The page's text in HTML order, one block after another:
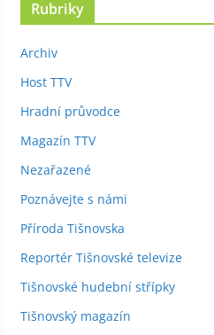
Rubriky
Archiv
Host TTV
Hradní průvodce
Magazín TTV
Nezařazené
Poznávejte s námi
Příroda Tišnovska
Reportér Tišnovské televize
Tišnovské hudební střípky
Tišnovský magazín